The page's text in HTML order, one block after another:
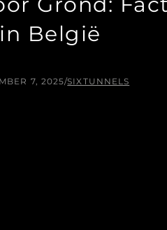
in België
7, 2025/SIXTUNNELS